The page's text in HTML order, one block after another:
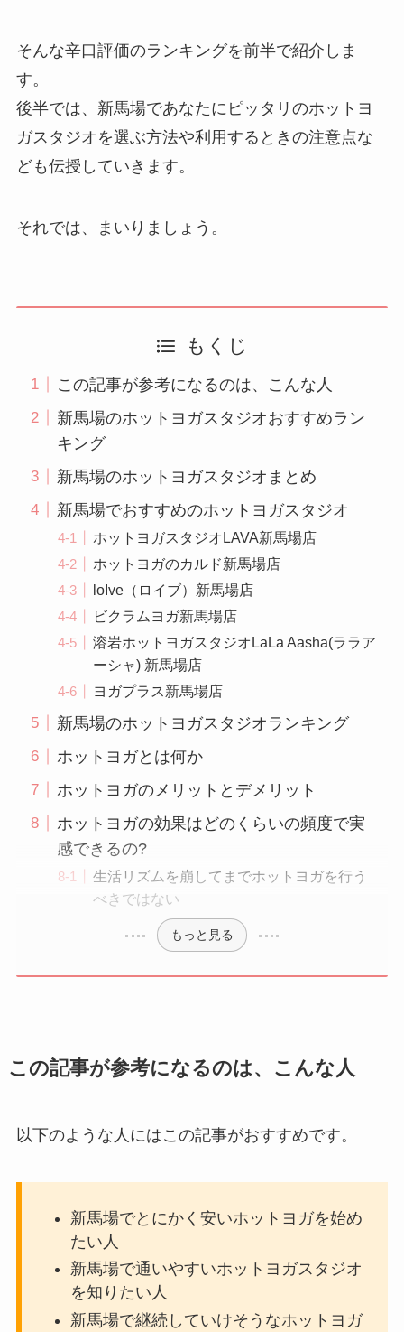
そんな辛口評価のランキングを前半で紹介しま
す。
後半では、新馬場であなたにピッタリのホットヨ
ガスタジオを選ぶ方法や利用するときの注意点な
ども伝授していきます。
それでは、まいりましょう。
もくじ
この記事が参考になるのは、こんな人
新馬場のホットヨガスタジオおすすめラン
キング
新馬場のホットヨガスタジオまとめ
新馬場でおすすめのホットヨガスタジオ
ホットヨガスタジオLAVA新馬場店
ホットヨガのカルド新馬場店
loIve（ロイブ）新馬場店
ビクラムヨガ新馬場店
溶岩ホットヨガスタジオLaLa Aasha(ララア
ーシャ) 新馬場店
ヨガプラス新馬場店
新馬場のホットヨガスタジオランキング
ホットヨガとは何か
ホットヨガのメリットとデメリット
ホットヨガの効果はどのくらいの頻度で実
感できるの?
生活リズムを崩してまでホットヨガを行う
べきではない
もっと見る
この記事が参考になるのは、こんな人
以下のような人にはこの記事がおすすめです。
新馬場でとにかく安いホットヨガを始め
たい人
新馬場で通いやすいホットヨガスタジオ
を知りたい人
新馬場で継続していけそうなホットヨガ